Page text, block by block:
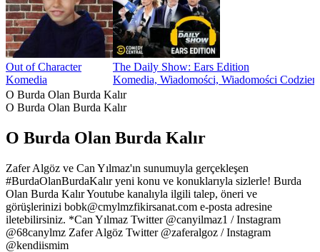
Out of Character
Komedia
The Daily Show: Ears Edition
Komedia, Wiadomości, Wiadomości
O Burda Olan Burda Kalır
O Burda Olan Burda Kalır
O Burda Olan Burda Kalır
Zafer Algöz ve Can Yılmaz'ın sunumuyla gerçekleşen
#BurdaOlanBurdaKalır yeni konu ve konuklarıyla sizlerle! Burda
Olan Burda Kalır Youtube kanalıyla ilgili talep, öneri ve
görüşlerinizi bobk@cmylmzfikirsanat.com e-posta adresine
iletebilirsiniz. *Can Yılmaz Twitter @canyilmaz1 / Instagram
@68canylmz Zafer Algöz Twitter @zaferalgoz / Instagram
@kendiismim